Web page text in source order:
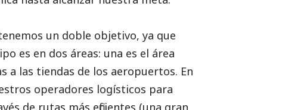
un doble objetivo, ya que
es en dos áreas: una es el área
a las tiendas de los aeropuertos. En
operadores logísticos para